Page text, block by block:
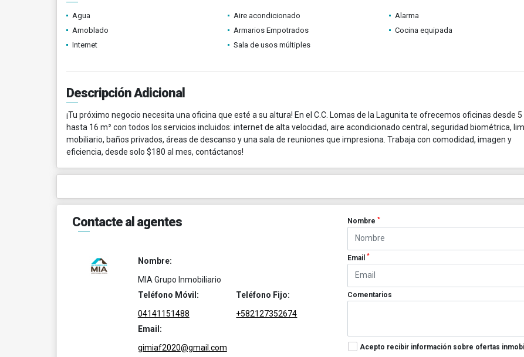
Agua Aire acondicionado
Alarma
Amoblado
Armarios Empotrados
Cocina equipada
Internet
Sala de usos múltiples
Descripción Adicional
¡Tu próximo negocio necesita una oficina que esté a su altura! En el C.C. Lomas de la Lagunita te ofrecemos oficinas desde 5
hasta 16 m² con todos los servicios incluidos: internet de alta velocidad, aire acondicionado central, seguridad biométrica,
mobiliario, baños privados, áreas de descanso y una sala de reuniones que impresiona. Trabaja con comodidad, imagen y
eficiencia, desde solo $180 al mes, contáctanos!
Contacte al agentes
Nombre:
MIA Grupo Inmobiliario
Teléfono Móvil:
04141151488
Teléfono Fijo:
+582127352674
Email:
gimiaf2020@gmail.com
Nombre*
Email*
Comentarios
Acepto recibir información sobre ofertas